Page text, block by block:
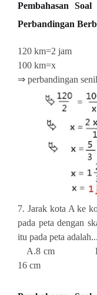
Pembahasan Soal
Perbandingan
120 km=2 jam
100 km=x
⇒ perbandingan
7. Jarak kota A ke
pada peta dengan
itu pada peta
A.8 cm
16 cm